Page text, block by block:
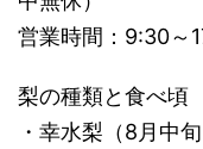
営業時間：9:30～
梨の種類と食べ頃
・幸水梨（8月中旬